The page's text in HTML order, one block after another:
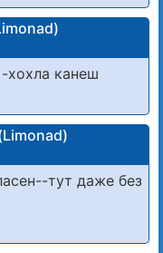
хохла канеш
тут даже без